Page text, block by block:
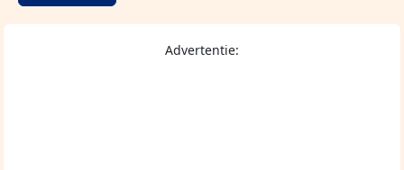
Advertentie: